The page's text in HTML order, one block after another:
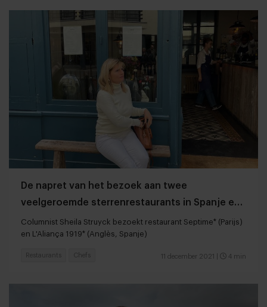
De napret van het bezoek aan twee
veelgeroemde sterrenrestaurants in Spanje en
Frankrijk
Columnist Sheila Struyck bezoekt restaurant Septime* (Parijs)
en L'Aliança 1919* (Anglès, Spanje)
11 december 2021 4 min
Restaurants Chefs